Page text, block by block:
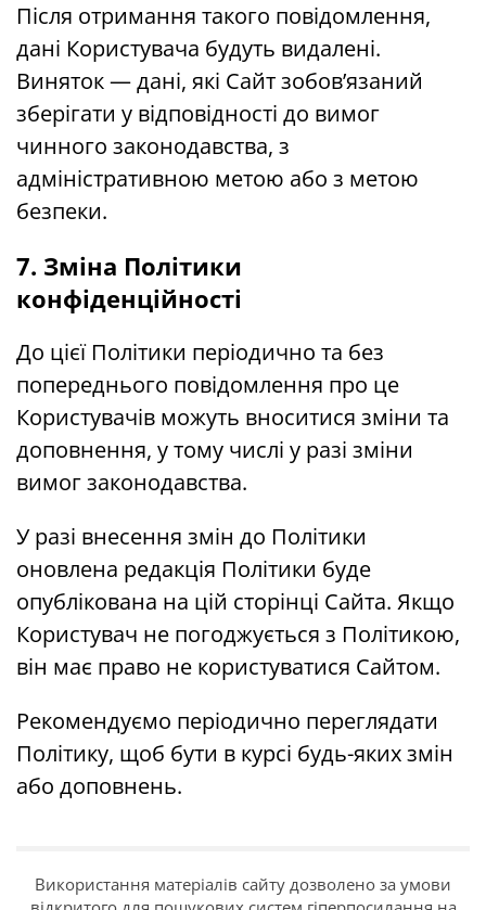
Після отримання такого повідомлення,
дані Користувача будуть видалені.
Виняток — дані, які Сайт зобов’язаний
зберігати у відповідності до вимог
чинного законодавства, з
адміністративною метою або з метою
безпеки.
7. Зміна Політики
конфіденційності
До цієї Політики періодично та без
попереднього повідомлення про це
Користувачів можуть вноситися зміни та
доповнення, у тому числі у разі зміни
вимог законодавства.
У разі внесення змін до Політики
оновлена ​​редакція Політики буде
опублікована на цій сторінці Сайта. Якщо
Користувач не погоджується з Політикою,
він має право не користуватися Сайтом.
Рекомендуємо періодично переглядати
Політику, щоб бути в курсі будь-яких змін
або доповнень.
Використання матеріалів сайту дозволено за умови